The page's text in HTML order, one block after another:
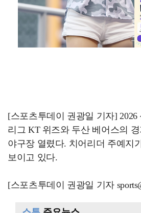
[스포츠투데이 권광일 기자] 2026
리그 KT 위즈와 두산 베어스의
야구장 열렸다. 치어리더 주예지
보이고 있다.
[스포츠투데이 권광일 기자